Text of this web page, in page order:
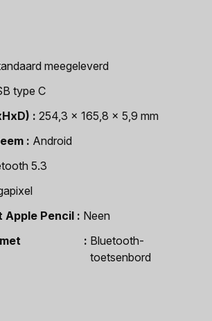
meegeleverd
type C
254,3 x 165,8 x 5,9 mm
Android
5.3
Apple Pencil
Neen
Bluetooth-
toetsenbord